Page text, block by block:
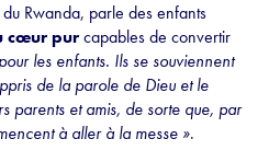
Rwanda, parle des enfants
cœur purcapables de convertir
les enfants. Ils se souviennent
de la parole de Dieu et le
parents et amis, de sorte que, par
à aller à la messe ».